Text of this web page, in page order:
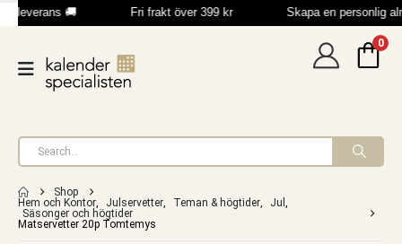
leverans 🚚 Fri frakt över 399 kr Skapa en personlig
0
Shop
Hem och Kontor, Julservetter, Teman & högtider, Jul ,
Säsonger och högtider
Matservetter 20p Tomtemys